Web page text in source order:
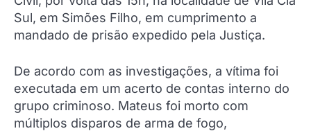
Sul, em Simões Filho, em cumprimento a
mandado de prisão expedido pela Justiça.
De acordo com as investigações, a vítima foi
executada em um acerto de contas interno do
grupo criminoso. Mateus foi morto com
múltiplos disparos de arma de fogo,